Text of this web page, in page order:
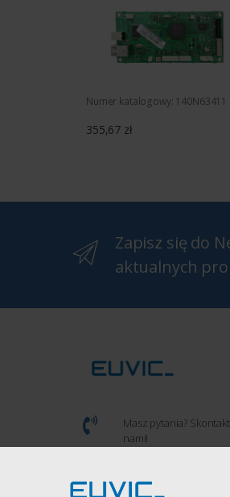
Numer katalogowy: 140N63411
355,67 zł
Zapisz się do
aktualnych
Masz pytania?
nami!